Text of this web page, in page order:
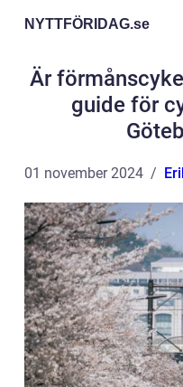
NYTTFÖRIDAG.se
Är
guide för
01 november 2024